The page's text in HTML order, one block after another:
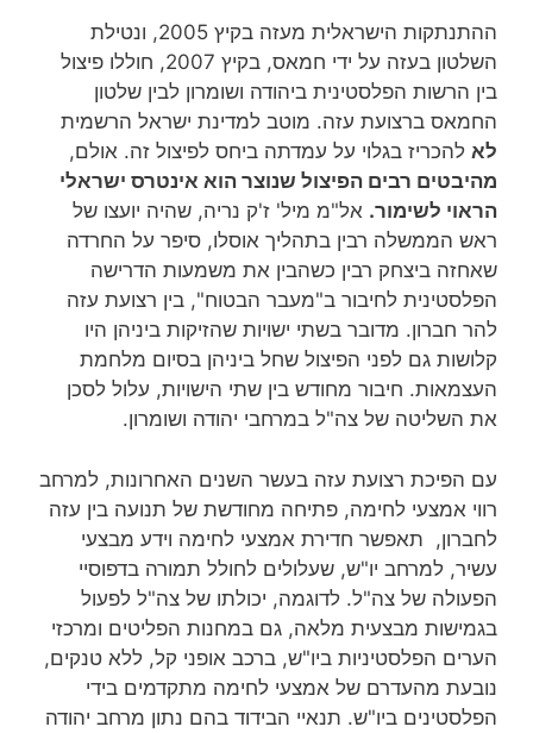
ההתנתקות הישראלית מעזה בקיץ 2005, ונטילת
השלטון בעזה על ידי חמאס, בקיץ 2007, חוללו פיצול
בין הרשות הפלסטינית ביהודה ושומרון לבין שלטון
החמאס ברצועת עזה. מוטב למדינת ישראל הרשמית
לא להכריז בגלוי על עמדתה ביחס לפיצול זה. אולם,
מהיבטים רבים הפיצול שנוצר הוא אינטרס ישראלי
הראוי לשימור. אל"מ מיל' ז'ק נריה, שהיה יועצו של
ראש הממשלה רבין בתהליך אוסלו, סיפר על החרדה
שאחזה ביצחק רבין כשהבין את משמעות הדרישה
הפלסטינית לחיבור ב"מעבר הבטוח", בין רצועת עזה
להר חברון. מדובר בשתי ישויות שהזיקות ביניהן היו
קלושות גם לפני הפיצול שחל ביניהן בסיום מלחמת
העצמאות. חיבור מחודש בין שתי הישויות, עלול לסכן
את השליטה של צה"ל במרחבי יהודה ושומרון.
עם הפיכת רצועת עזה בעשר השנים האחרונות, למרחב
רווי אמצעי לחימה, פתיחה מחודשת של תנועה בין עזה
לחברון, תאפשר חדירת אמצעי לחימה וידע מבצעי
עשיר, למרחב יו"ש, שעלולים לחולל תמורה בדפוסיי
הפעולה של צה"ל. לדוגמה, יכולתו של צה"ל לפעול
בגמישות מבצעית מלאה, גם במחנות הפליטים ומרכזי
הערים הפלסטיניות ביו"ש, ברכב אופני קל, ללא טנקים,
נובעת מהעדרם של אמצעי לחימה מתקדמים בידי
הפלסטינים ביו"ש. תנאיי הבידוד בהם נתון מרחב יהודה